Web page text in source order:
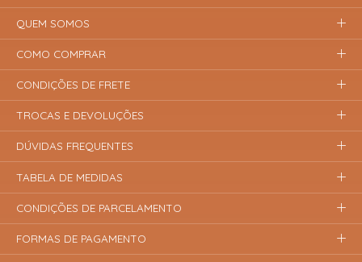
QUEM SOMOS
COMO COMPRAR
CONDIÇÕES DE FRETE
TROCAS E DEVOLUÇÕES
DÚVIDAS FREQUENTES
TABELA DE MEDIDAS
CONDIÇÕES DE PARCELAMENTO
FORMAS DE PAGAMENTO